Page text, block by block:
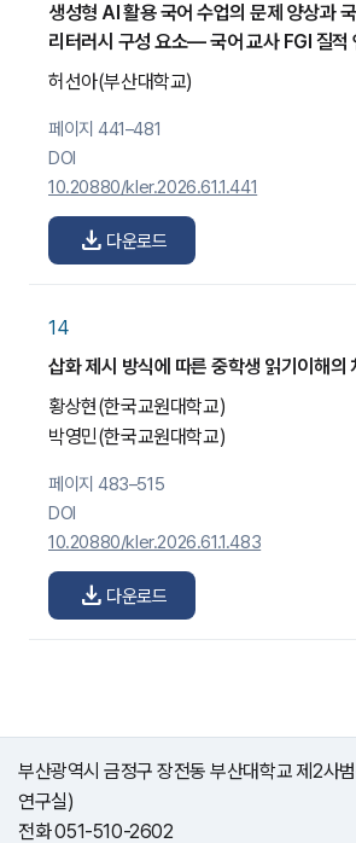
생성형 AI 활용 국어 수업의 문제 양상과
리터러시 구성 요소— 국어 교사 FGI 질적
다운로드
download
허선아(부산대학교)
페이지 441–481
DOI
10.20880/kler.2026.61.1.441
14
삽화 제시 방식에 따른 중학생 읽기이해의
다운로드
download
황상현(한국교원대학교)
박영민(한국교원대학교)
페이지 483–515
DOI
10.20880/kler.2026.61.1.483
부산광역시 금정구 장전동 부산대학교 제2사
연구실)
전화 051-510-2602